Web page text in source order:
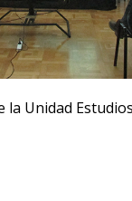
la Unidad